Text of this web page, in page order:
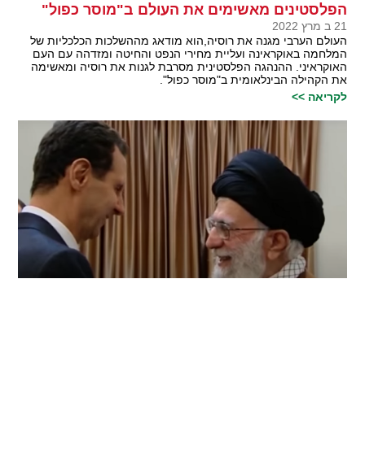
הפלסטינים מאשימים את העולם ב"מוסר כפול"
21 ב מרץ 2022
העולם הערבי מגנה את רוסיה,הוא מודאג מההשלכות הכלכליות של
המלחמה באוקראינה ועליית מחירי הנפט והחיטה ומזדהה עם העם
האוקראיני. ההנהגה הפלסטינית מסרבת לגנות את רוסיה ומאשימה
את הקהילה הבינלאומית ב"מוסר כפול".
לקריאה >>